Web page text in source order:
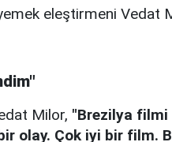
eleştirmeni Vedat
Milor, "Brezilya filmi
olay. Çok iyi bir film.